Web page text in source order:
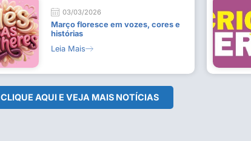
03/03/2026
Março floresce em vozes, cores e
histórias
Leia Mais
CLIQUE AQUI E VEJA MAIS NOTÍCIAS